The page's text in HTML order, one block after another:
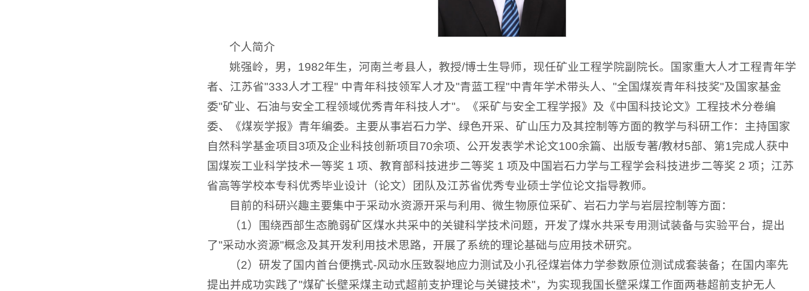
个人简介
姚强岭，男，1982年生，河南兰考县人，教授/博士生导师，现任矿业工程学院副院长。国家重大人才工程青年学
者、江苏省"333人才工程" 中青年科技领军人才及"青蓝工程"中青年学术带头人、"全国煤炭青年科技奖"及国家基金
委"矿业、石油与安全工程领域优秀青年科技人才"。《采矿与安全工程学报》及《中国科技论文》工程技术分卷编
委、《煤炭学报》青年编委。主要从事岩石力学、绿色开采、矿山压力及其控制等方面的教学与科研工作：主持国家
自然科学基金项目3项及企业科技创新项目70余项、公开发表学术论文100余篇、出版专著/教材5部、第1完成人获中
国煤炭工业科学技术一等奖 1 项、教育部科技进步二等奖 1 项及中国岩石力学与工程学会科技进步二等奖 2 项；江苏
省高等学校本专科优秀毕业设计（论文）团队及江苏省优秀专业硕士学位论文指导教师。
目前的科研兴趣主要集中于采动水资源开采与利用、微生物原位采矿、岩石力学与岩层控制等方面：
（1）围绕西部生态脆弱矿区煤水共采中的关键科学技术问题，开发了煤水共采专用测试装备与实验平台，提出
了"采动水资源"概念及其开发利用技术思路，开展了系统的理论基础与应用技术研究。
（2）研发了国内首台便携式-风动水压致裂地应力测试及小孔径煤岩体力学参数原位测试成套装备；在国内率先
提出并成功实践了"煤矿长壁采煤主动式超前支护理论与关键技术"，为实现我国长壁采煤工作面两巷超前支护无人